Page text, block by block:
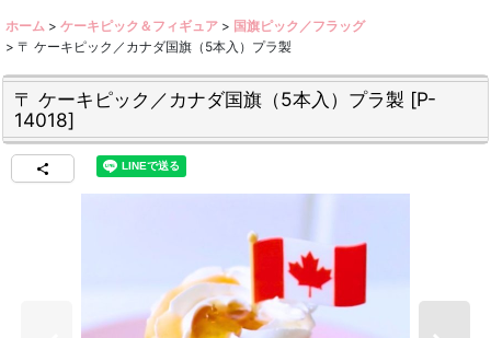
ホーム > ケーキピック＆フィギュア > 国旗ピック／フラッグ
> 〒 ケーキピック／カナダ国旗（5本入）プラ製
〒 ケーキピック／カナダ国旗（5本入）プラ製 [P-
14018]